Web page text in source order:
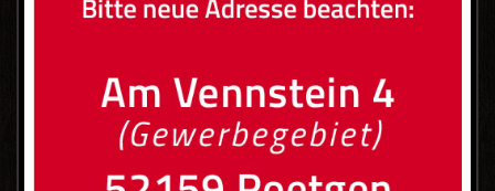
Fundgrube >>>
reinschauen lohnt sich